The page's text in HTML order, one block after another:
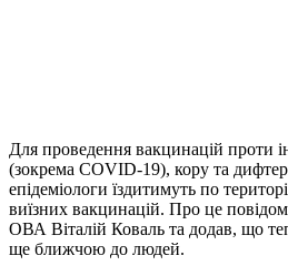
Для проведення вакцинацій проти
(зокрема COVID-19), кору та
епідеміологи їздитимуть по
виїзних вакцинацій. Про це
ОВА Віталій Коваль та додав, що
ще ближчою до людей.